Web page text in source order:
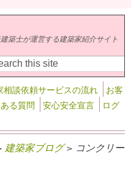
築士が運営する建築家紹介サイト
フォーム
相談依頼サービスの流れ
お客
る質問 安心安全宣言
ログ
建築家ブログ> コンクリー